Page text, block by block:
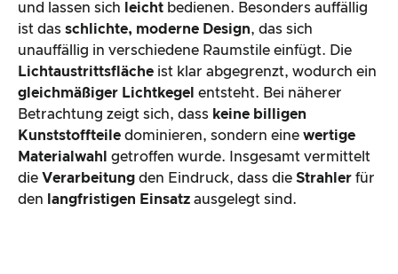
und lassen sich
leicht bedienen. Besonders auffällig
ist das schlichte, moderne Design, das sich
unauffällig in verschiedene Raumstile einfügt. Die
Lichtaustrittsfläche ist klar abgegrenzt, wodurch ein
gleichmäßiger Lichtkegel entsteht. Bei näherer
Betrachtung zeigt sich, dass keine billigen
Kunststoffteile dominieren, sondern eine wertige
Materialwahl
getroffen wurde. Insgesamt vermittelt
die Verarbeitung den Eindruck, dass die Strahler für
den
langfristigen Einsatz ausgelegt sind.